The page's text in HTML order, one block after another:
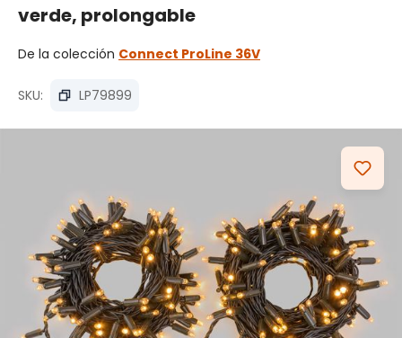
verde, prolongable
De la colección Connect ProLine 36V
SKU: LP79899